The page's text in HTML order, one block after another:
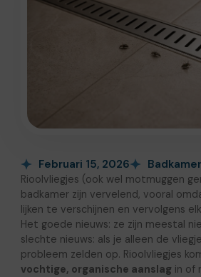
Februari 15, 2026 Badkamer
Rioolvliegjes (ook wel motmuggen
badkamer zijn vervelend, vooral
lijken te verschijnen en vervolgens
Het goede nieuws: ze zijn meestal
slechte nieuws: als je alleen de
probleem zelden op. Rioolvliegjes
vochtige, organische aanslag in of